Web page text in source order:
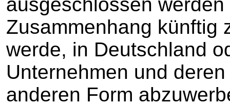
Zusammenhang künftig
werde, in Deutschland
Unternehmen und
anderen Form